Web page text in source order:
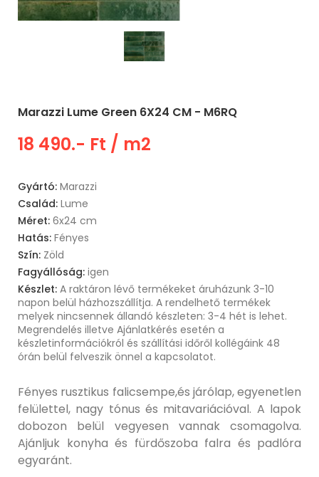
Marazzi Lume Green 6X24 CM - M6RQ
18 490.- Ft / m2
Gyártó: Marazzi
Család: Lume
Méret: 6x24 cm
Hatás: Fényes
Szín: Zöld
Fagyállóság: igen
Készlet: A raktáron lévő termékeket áruházunk 3-10
napon belül házhozszállítja. A rendelhető termékek
melyek nincsennek állandó készleten: 3-4 hét is lehet.
Megrendelés illetve Ajánlatkérés esetén a
készletinformációkról és szállítási időről kollégáink 48
órán belül felveszik önnel a kapcsolatot.
Fényes rusztikus falicsempe,és járólap, egyenetlen
felülettel, nagy tónus és mitavariációval. A lapok
dobozon belül vegyesen vannak csomagolva.
Ajánljuk konyha és fürdőszoba falra és padlóra
egyaránt.